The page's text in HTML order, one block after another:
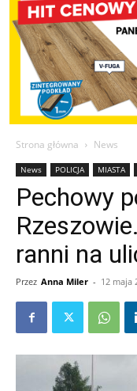
Strona główna News
News POLICJA MIASTA
Pechowy
ranni na
Przez Anna Miler - 12 maja